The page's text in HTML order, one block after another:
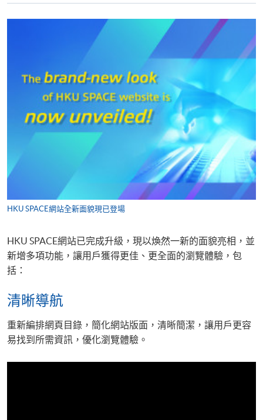
HKU SPACE網站全新面貌現已登場
HKU SPACE網站已完成升級，現以煥然一新的面貌亮相，並
新增多項功能，讓用戶獲得更佳、更全面的瀏覽體驗，包
括：
清晰導航
重新編排網頁目錄，簡化網站版面，清晰簡潔，讓用戶更容
易找到所需資訊，優化瀏覽體驗。